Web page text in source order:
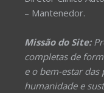
– Mantenedor.
Missão do Site:
completas de
e o bem-estar das
humanidade e